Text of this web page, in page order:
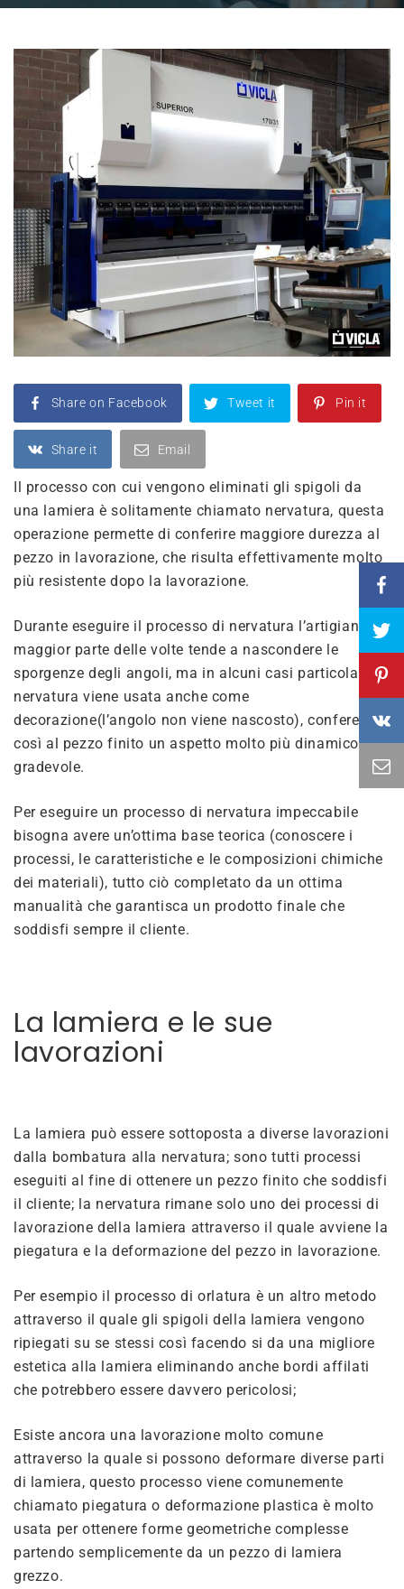
Share on Facebook Tweet it Pin it
Share it Email
Il processo con cui vengono eliminati gli spigoli da
una lamiera è solitamente chiamato nervatura, questa
operazione permette di conferire maggiore durezza al
pezzo in lavorazione, che risulta effettivamente molto
più resistente dopo la lavorazione.
Durante eseguire il processo di nervatura l’artigiano la
maggior parte delle volte tende a nascondere le
sporgenze degli angoli, ma in alcuni casi particolari la
nervatura viene usata anche come
decorazione(l’angolo non viene nascosto), conferendo
così al pezzo finito un aspetto molto più dinamico e
gradevole.
Per eseguire un processo di nervatura impeccabile
bisogna avere un’ottima base teorica (conoscere i
processi, le caratteristiche e le composizioni chimiche
dei materiali), tutto ciò completato da un ottima
manualità che garantisca un prodotto finale che
soddisfi sempre il cliente.
La lamiera e le sue
lavorazioni
La lamiera può essere sottoposta a diverse lavorazioni
dalla bombatura alla nervatura; sono tutti processi
eseguiti al fine di ottenere un pezzo finito che soddisfi
il cliente; la nervatura rimane solo uno dei processi di
lavorazione della lamiera attraverso il quale avviene la
piegatura e la deformazione del pezzo in lavorazione.
Per esempio il processo di orlatura è un altro metodo
attraverso il quale gli spigoli della lamiera vengono
ripiegati su se stessi così facendo si da una migliore
estetica alla lamiera eliminando anche bordi affilati
che potrebbero essere davvero pericolosi;
Esiste ancora una lavorazione molto comune
attraverso la quale si possono deformare diverse parti
di lamiera, questo processo viene comunemente
chiamato piegatura o deformazione plastica è molto
usata per ottenere forme geometriche complesse
partendo semplicemente da un pezzo di lamiera
grezzo.